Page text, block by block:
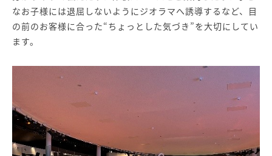
なお子様には退屈しないようにジオラマへ誘導するなど、目
の前のお客様に合った“ちょっとした気づき”を大切にしてい
ます。